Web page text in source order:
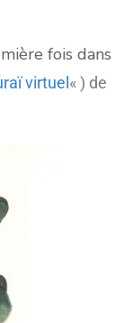
fois dans
virtuel « ) de